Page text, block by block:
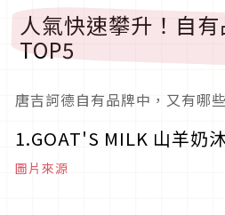
人氣快速攀升！自
TOP5
唐吉訶德自有品牌中，又有哪
1.GOAT'S MILK 山羊奶
圖片來源